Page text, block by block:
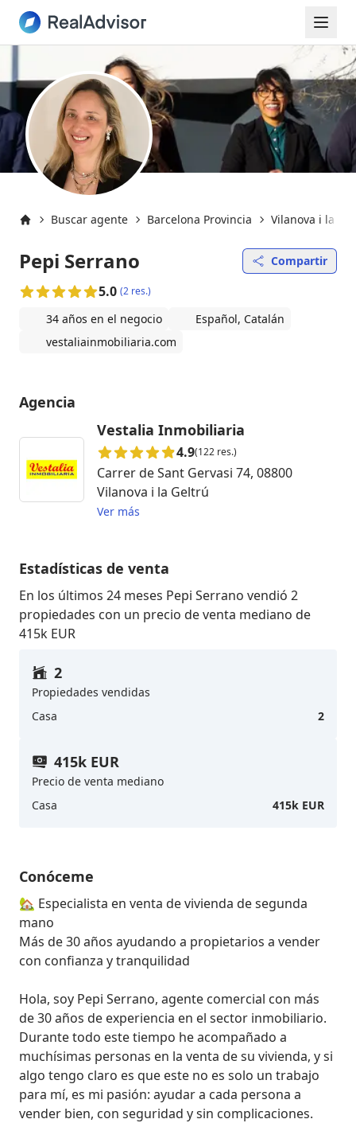
Buscar agente Barcelona Provincia Vilanova i la
Pepi Serrano Compartir
5.0 (2 res.)
34 años en el negocio
Español, Catalán
vestaliainmobiliaria.com
Agencia
Vestalia Inmobiliaria
4.9(122 res.)
Carrer de Sant Gervasi 74, 08800
Vilanova i la Geltrú
Ver más
Estadísticas de venta
En los últimos 24 meses Pepi Serrano vendió 2
propiedades con un precio de venta mediano de
415k EUR
2
Propiedades vendidas
Casa
2
415k EUR
Precio de venta mediano
Casa
415k EUR
Conóceme
🏡 Especialista en venta de vivienda de segunda
mano
Más de 30 años ayudando a propietarios a vender
con confianza y tranquilidad
Hola, soy Pepi Serrano, agente comercial con más
de 30 años de experiencia en el sector inmobiliario.
Durante todo este tiempo he acompañado a
muchísimas personas en la venta de su vivienda, y si
algo tengo claro es que este no es solo un trabajo
para mí, es mi pasión: ayudar a cada persona a
vender bien, con seguridad y sin complicaciones.